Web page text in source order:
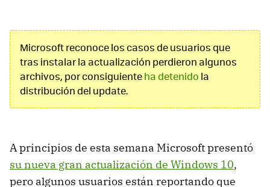
Microsoft reconoce los casos de usuarios que
tras instalar la actualización perdieron algunos
archivos, por consiguienteha detenido la
distribución del update.
A principios de esta semana Microsoft presentó
su nueva gran actualización de Windows 10,
pero algunos usuarios están reportando que